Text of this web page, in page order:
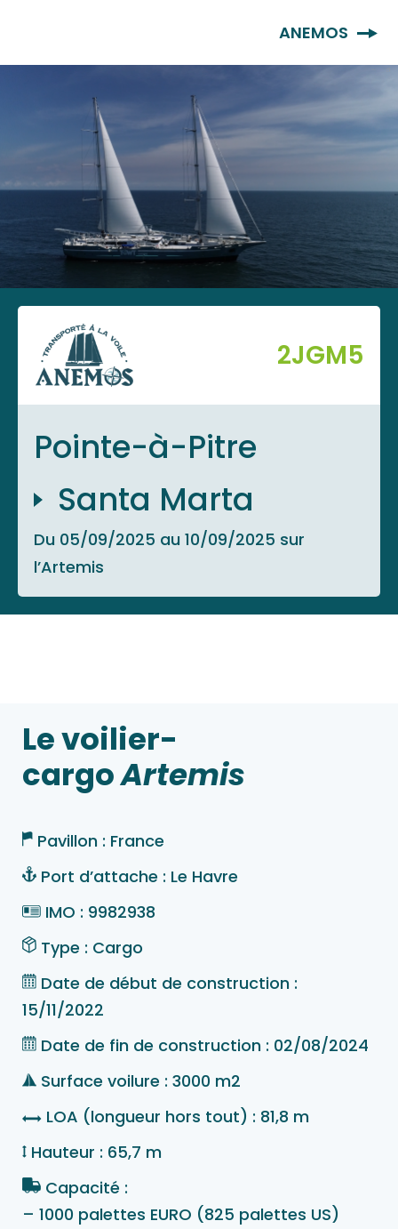
ANEMOS
2JGM5
Pointe-à-Pitre
Santa Marta
Du 05/09/2025 au 10/09/2025 sur
l’Artemis
Le voilier-
cargoArtemis
Pavillon : France
Port d’attache : Le Havre
IMO : 9982938
Type : Cargo
Date de début de construction :
15/11/2022
Date de fin de construction : 02/08/2024
Surface voilure : 3000 m2
LOA (longueur hors tout) : 81,8 m
Hauteur : 65,7 m
Capacité :
– 1000 palettes EURO (825 palettes US)